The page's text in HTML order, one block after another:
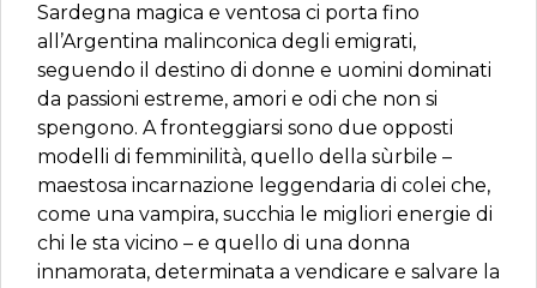
Sardegna magica e ventosa ci porta fino
all’Argentina malinconica degli emigrati,
seguendo il destino di donne e uomini dominati
da passioni estreme, amori e odi che non si
spengono. A fronteggiarsi sono due opposti
modelli di femminilità, quello della sùrbile –
maestosa incarnazione leggendaria di colei che,
come una vampira, succhia le migliori energie di
chi le sta vicino – e quello di una donna
innamorata, determinata a vendicare e salvare la